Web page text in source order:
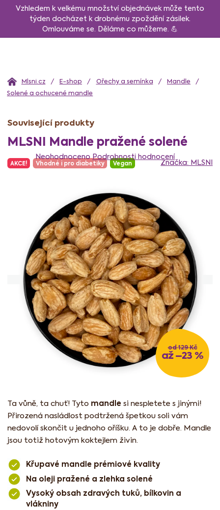
PřejítVzhledem k velkému množství objednávek může tento
týden docházet k drobnému zpoždění zásilek.
Omlouváme se. Děláme co můžeme. 💪
Domů E-shop Ořechy a semínka
Mandle
Solené a ochucené mandle
MLSNI Mandle pražené solené
AKCE! Vhodné i pro diabetiky Vegan
Průměrné
hodnocení
produktu
hvězdiček.
Neohodnoceno Podrobnosti hodnocení
Značka: MLSNI
od 129 Kč
až –23 %
Ta vůně, ta chuť! Tyto mandle si nespletete s jinými!
Přirozená nasládlost podtržená špetkou soli vám
nedovolí skončit u jednoho oříšku. A to je dobře. Mandle
jsou totiž hotovým koktejlem živin.
Křupavé mandle prémiové kvality
Na oleji pražené a zlehka solené
Vysoký obsah zdravých tuků, bílkovin a
vlákniny
Související produkty